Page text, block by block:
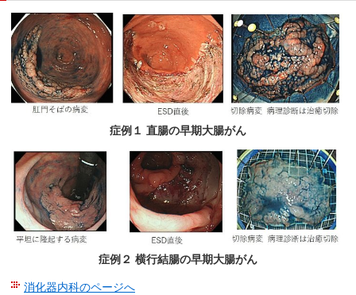
イ
ド
メ
ニ
ュ
ー
動
し
ま
す
症例１ 直腸の早期大腸がん
症例２ 横行結腸の早期大腸がん
消化器内科のページへ